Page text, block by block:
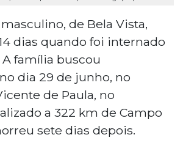
de Bela Vista,
dias quando foi internado
família buscou
dia 29 de junho, no
de Paula, no
a 322 km de Campo
sete dias depois.